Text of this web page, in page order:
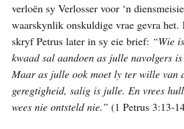
verloën sy Verlosser voor ‘n
waarskynlik onskuldige vrae gevra het.
skryf Petrus later in sy eie brief: “Wie
kwaad sal aandoen as julle navolgers
Maar as julle ook moet ly ter wille van
geregtigheid, salig is julle. En vrees
wees nie ontsteld nie.” (1 Petrus 3:13-